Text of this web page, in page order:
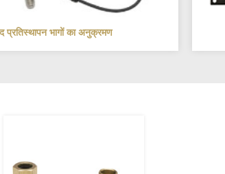
प्रतिस्थापन भागों का अनुक्रमण